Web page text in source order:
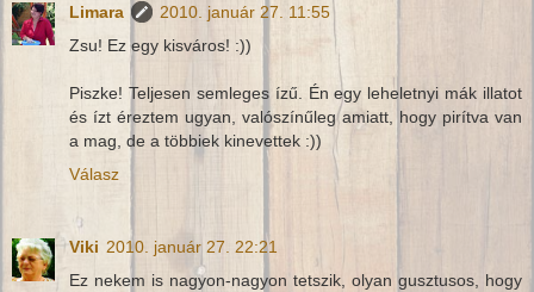
Limara
2010. január 27. 11:55
Zsu! Ez egy kisváros! :))
Piszke! Teljesen semleges ízű. Én egy leheletnyi mák illatot
és ízt éreztem ugyan, valószínűleg amiatt, hogy pirítva van
a mag, de a többiek kinevettek :))
Válasz
Viki 2010. január 27. 22:21
Ez nekem is nagyon-nagyon tetszik, olyan gusztusos, hogy